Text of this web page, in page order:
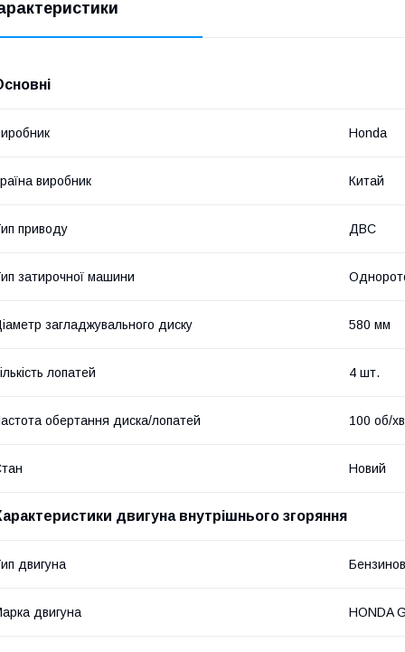
Honda
виробник Китай
приводу ДВС
затирочної машини
загладжувального диску 580 мм
лопатей 4 шт.
обертання диска/лопатей 100 об/хв
Новий
двигуна внутрішнього згоряння
двигуна
двигуна HONDA